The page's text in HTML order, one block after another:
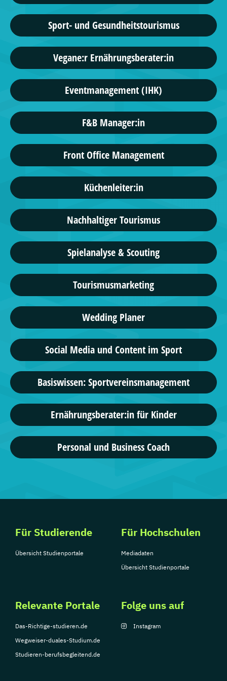
Sport- und Gesundheitstourismus
Vegane:r Ernährungsberater:in
Eventmanagement (IHK)
F&B Manager:in
Front Office Management
Küchenleiter:in
Nachhaltiger Tourismus
Spielanalyse & Scouting
Tourismusmarketing
Wedding Planer
Social Media und Content im Sport
Basiswissen: Sportvereinsmanagement
Ernährungsberater:in für Kinder
Personal und Business Coach
Für Studierende
Übersicht Studienportale
Für Hochschulen
Mediadaten
Übersicht Studienportale
Relevante Portale
Das-Richtige-studieren.de
Wegweiser-duales-Studium.de
Studieren-berufsbegleitend.de
Folge uns auf
Instagram